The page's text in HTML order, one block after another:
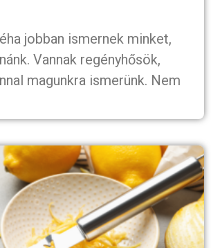
jobban ismernek minket,
Vannak regényhősök,
magunkra ismerünk. Nem